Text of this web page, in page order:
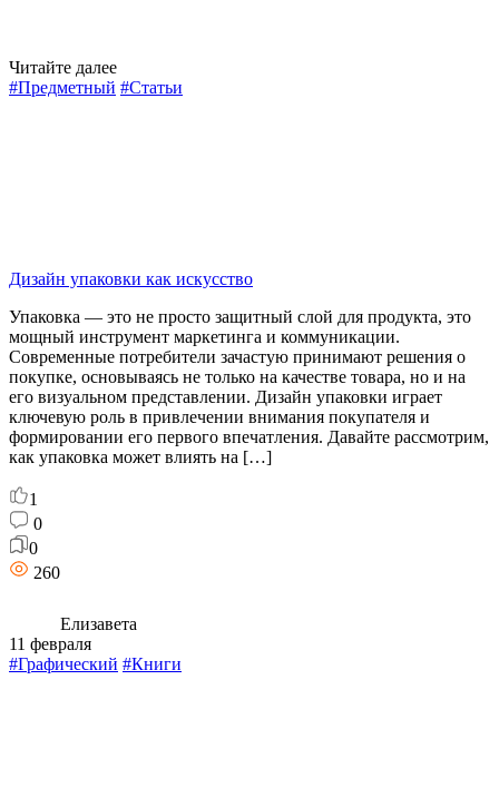
Читайте далее
#Предметный #Статьи
Дизайн упаковки как искусство
Упаковка — это не просто защитный слой для продукта, это
мощный инструмент маркетинга и коммуникации.
Современные потребители зачастую принимают решения о
покупке, основываясь не только на качестве товара, но и на
его визуальном представлении. Дизайн упаковки играет
ключевую роль в привлечении внимания покупателя и
формировании его первого впечатления. Давайте рассмотрим,
как упаковка может влиять на […]
1
0
0
260
Елизавета
11 февраля
#Графический #Книги